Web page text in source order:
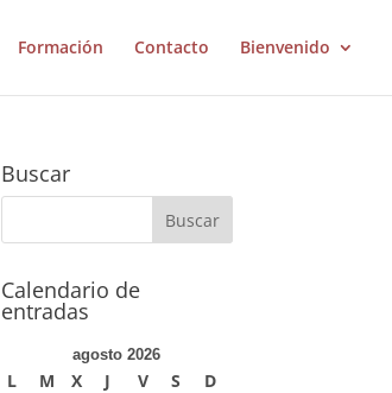
Formación Contacto Bienvenido
Buscar
Calendario de
entradas
agosto 2026
L M X J V S
D